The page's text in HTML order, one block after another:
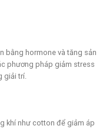
bằng hormone và tăng sản
phương pháp giảm stress
giải trí.
khí như cotton để giảm áp